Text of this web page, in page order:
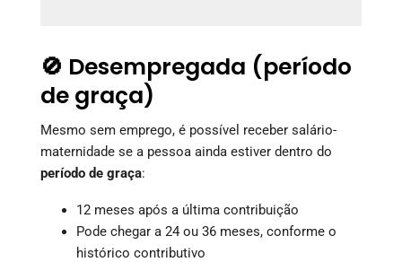
🚫 Desempregada (período
de graça)
Mesmo sem emprego, é possível receber salário-
maternidade se a pessoa ainda estiver dentro do
período de graça:
12 meses após a última contribuição
Pode chegar a 24 ou 36 meses, conforme o
histórico contributivo